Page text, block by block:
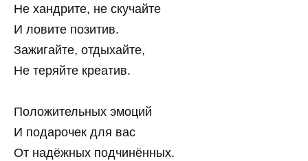
Не хандрите, не скучайте
И ловите позитив.
Зажигайте, отдыхайте,
Не теряйте креатив.
Положительных эмоций
И подарочек для вас
От надёжных подчинённых.